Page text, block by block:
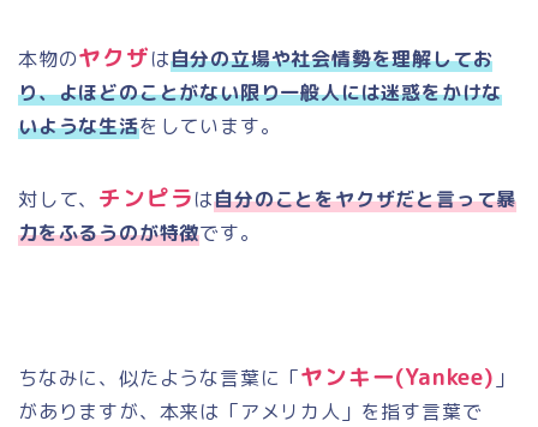
本物のヤクザは自分の立場や社会情勢を理解してお
り、よほどのことがない限り一般人には迷惑をかけな
いような生活をしています。
対して、 チンピラは自分のことをヤクザだと言って暴
力をふるうのが特徴です。
ちなみに、似たような言葉に「ヤンキー(Yankee) 」
がありますが、本来は「アメリカ人」を指す言葉で